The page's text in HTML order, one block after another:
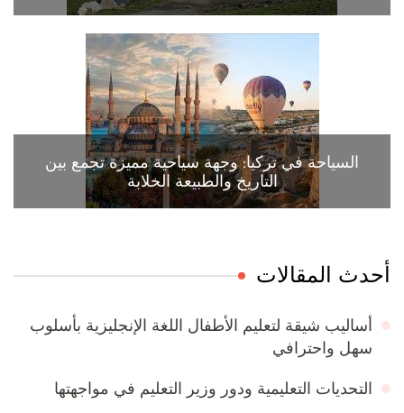
السياحة في تركيا: وجهة سياحية مميزة تجمع بين
التاريخ والطبيعة الخلابة
أحدث المقالات
أساليب شيقة لتعليم الأطفال اللغة الإنجليزية بأسلوب
سهل واحترافي
التحديات التعليمية ودور وزير التعليم في مواجهتها